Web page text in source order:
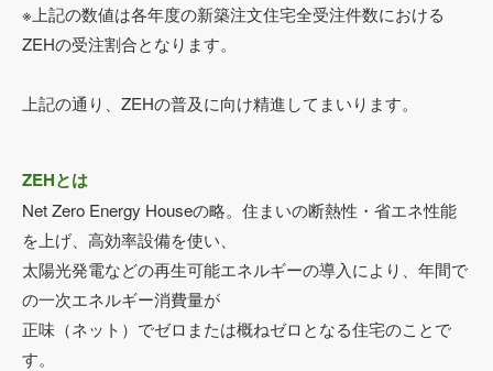
※上記の数値は各年度の新築注文住宅全受注件数における
ZEHの受注割合となります。
上記の通り、ZEHの普及に向け精進してまいります。
ZEHとは
Net Zero Energy Houseの略。住まいの断熱性・省エネ性能
を上げ、高効率設備を使い、
太陽光発電などの再生可能エネルギーの導入により、年間で
の一次エネルギー消費量が
正味（ネット）でゼロまたは概ねゼロとなる住宅のことで
す。